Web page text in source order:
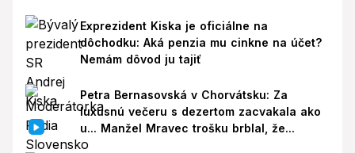
Exprezident Kiska je oficiálne na
dôchodku: Aká penzia mu cinkne na účet?
Nemám dôvod ju tajiť
Petra Bernasovská v Chorvátsku: Za
luxusnú večeru s dezertom zacvakala ako
u... Manžel Mravec trošku brblal, že...